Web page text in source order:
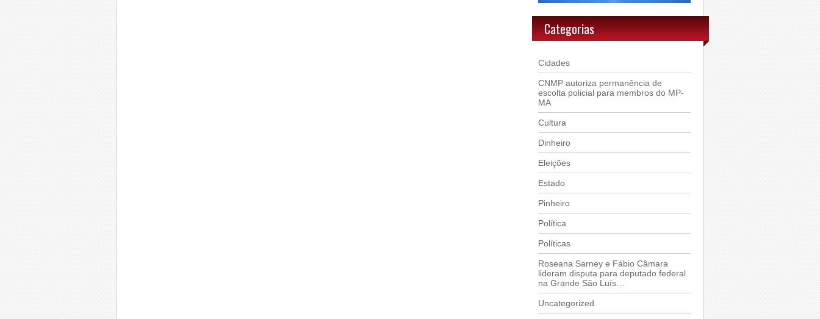
Categorias
Cidades
CNMP autoriza permanência de
escolta policial para membros do MP-
MA
Cultura
Dinheiro
Eleições
Estado
Pinheiro
Política
Políticas
Roseana Sarney e Fábio Câmara
lideram disputa para deputado federal
na Grande São Luís…
Uncategorized